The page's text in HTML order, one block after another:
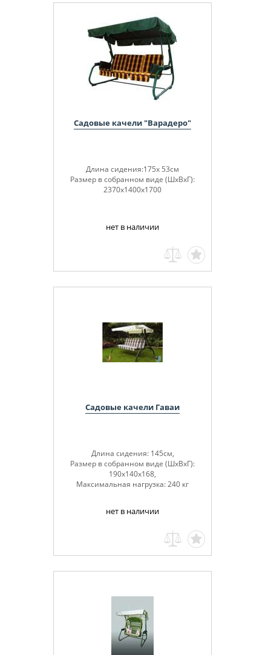
Садовые качели "Варадеро"
Длина сидения:175х 53см
Размер в собранном виде (ШхВхГ):
2370х1400х1700
нет в наличии
Садовые качели Гаваи
Длина сидения: 145см,
Размер в собранном виде (ШхВхГ):
190х140х168,
Максимальная нагрузка: 240 кг
нет в наличии